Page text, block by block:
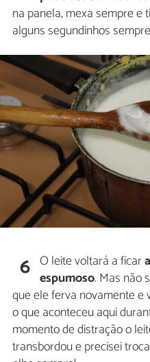
na panela, mexa sempre e
alguns segundinhos
6 O leite voltará a ficar
espumoso. Mas não
que ele ferva novamente e
o que aconteceu aqui
momento de distração o
transbordou e precisei